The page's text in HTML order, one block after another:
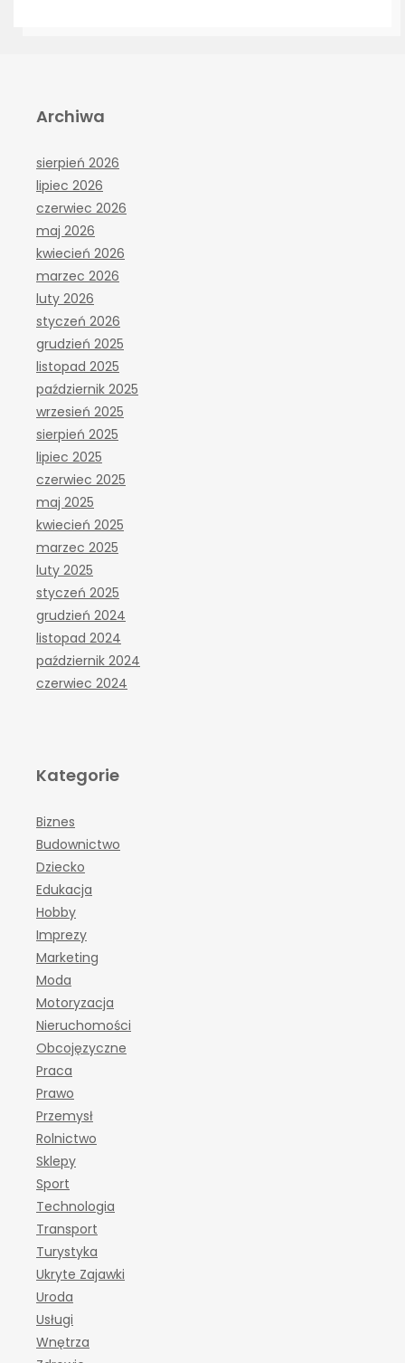
Archiwa
sierpień 2026
lipiec 2026
czerwiec 2026
maj 2026
kwiecień 2026
marzec 2026
luty 2026
styczeń 2026
grudzień 2025
listopad 2025
październik 2025
wrzesień 2025
sierpień 2025
lipiec 2025
czerwiec 2025
maj 2025
kwiecień 2025
marzec 2025
luty 2025
styczeń 2025
grudzień 2024
listopad 2024
październik 2024
czerwiec 2024
Kategorie
Biznes
Budownictwo
Dziecko
Edukacja
Hobby
Imprezy
Marketing
Moda
Motoryzacja
Nieruchomości
Obcojęzyczne
Praca
Prawo
Przemysł
Rolnictwo
Sklepy
Sport
Technologia
Transport
Turystyka
Ukryte Zajawki
Uroda
Usługi
Wnętrza